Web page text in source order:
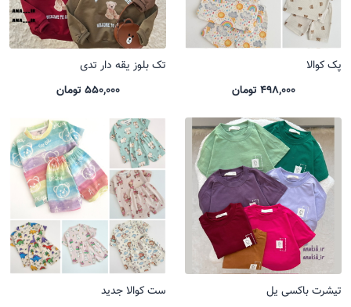
پک کوالا
498,000 تومان
تک بلوز یقه دار تدی
550,000 تومان
تیشرت باکسی یل
ست کوالا جدید